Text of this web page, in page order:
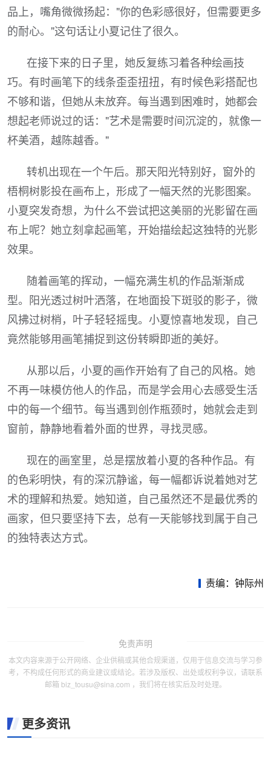
品上，嘴角微微扬起："你的色彩感很好，但需要更多
的耐心。"这句话让小夏记住了很久。
在接下来的日子里，她反复练习着各种绘画技
巧。有时画笔下的线条歪歪扭扭，有时候色彩搭配也
不够和谐，但她从未放弃。每当遇到困难时，她都会
想起老师说过的话："艺术是需要时间沉淀的，就像一
杯美酒，越陈越香。"
转机出现在一个午后。那天阳光特别好，窗外的
梧桐树影投在画布上，形成了一幅天然的光影图案。
小夏突发奇想，为什么不尝试把这美丽的光影留在画
布上呢？她立刻拿起画笔，开始描绘起这独特的光影
效果。
随着画笔的挥动，一幅充满生机的作品渐渐成
型。阳光透过树叶洒落，在地面投下斑驳的影子，微
风拂过树梢，叶子轻轻摇曳。小夏惊喜地发现，自己
竟然能够用画笔捕捉到这份转瞬即逝的美好。
从那以后，小夏的画作开始有了自己的风格。她
不再一味模仿他人的作品，而是学会用心去感受生活
中的每一个细节。每当遇到创作瓶颈时，她就会走到
窗前，静静地看着外面的世界，寻找灵感。
现在的画室里，总是摆放着小夏的各种作品。有
的色彩明快，有的深沉静谧，每一幅都诉说着她对艺
术的理解和热爱。她知道，自己虽然还不是最优秀的
画家，但只要坚持下去，总有一天能够找到属于自己
的独特表达方式。
责编：钟际州
免责声明
本文内容来源于公开网络、企业供稿或其他合规渠道，仅用于信息交流与学习参
考，不构成任何形式的商业建议或结论。若涉及版权、出处或权利争议，请联系
邮箱 biz_tousu@sina.com ，我们将在核实后及时处理。
更多资讯